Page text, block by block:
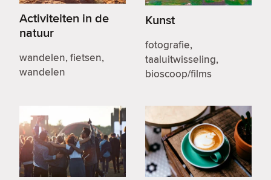
Activiteiten in de
natuur
wandelen, fietsen,
wandelen
Kunst
fotografie,
taaluitwisseling,
bioscoop/films